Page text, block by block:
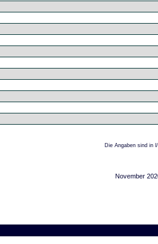
Die Angaben sind in l/
November